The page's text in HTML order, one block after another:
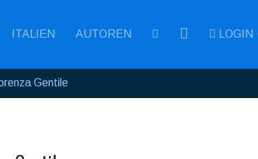
ITALIEN AUTOREN RSS LOGIN
Gentile